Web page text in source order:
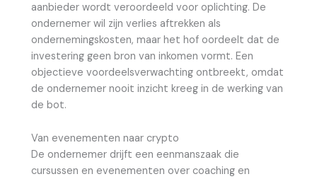
aanbieder wordt veroordeeld voor oplichting. De
ondernemer wil zijn verlies aftrekken als
ondernemingskosten, maar het hof oordeelt dat de
investering geen bron van inkomen vormt. Een
objectieve voordeelsverwachting ontbreekt, omdat
de ondernemer nooit inzicht kreeg in de werking van
de bot.
Van evenementen naar crypto
De ondernemer drijft een eenmanszaak die
cursussen en evenementen over coaching en